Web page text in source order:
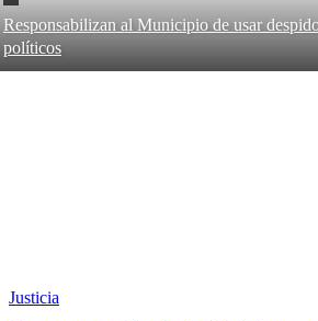
Responsabilizan al Municipio de usar
políticos
Justicia